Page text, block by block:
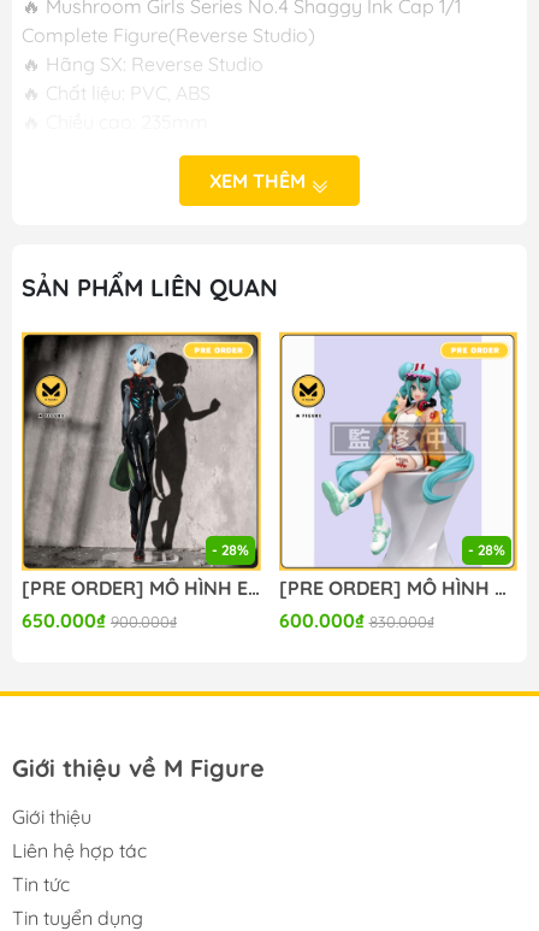
🔥 Mushroom Girls Series No.4 Shaggy Ink Cap 1/1
Complete Figure(Reverse Studio)
🔥 Hãng SX: Reverse Studio
🔥 Chất liệu: PVC, ABS
🔥 Phát hành: T11/2024
M FIGURE - MÔ HÌNH ANIME CHÍNH HÃNG NHẬT BẢN
🔥Cơ sở 1: Số 50 Ngõ 83 Ngọc Hồi - Hoàng Liệt - Hoàng
Mai - Hà Nội
🔥Cơ sở 2: Số 392 Nguyễn Trãi - Trung Văn - Nam Từ
Liêm - Hà Nội
🔥Hotline: 090-345-2816 or 098-777-0035
🔥Website: https://mfigure.vn/
#figure #mo_hinh #mo_hinh_nhan_vat
#mo_hinh_anime #anime_figure #figure
#mo_hinh_chinh_hang #mo_hinh_figure
#figure_chinh_hang #mo_hinh_tinh #nendoroid
#gameprize #scalefigure
XEM THÊM
SẢN PHẨM LIÊN QUAN
- 28%
[PRE ORDER] MÔ HÌNH Evangelion Shin Gekijouban - Ayanami Rei (Tentative Name) - Figurizm Alpha - Plugsuit Ver. (Sega Fave) FIGURE CHÍNH HÃNG
650.000₫ 900.000₫
- 28%
[PRE ORDER] MÔ HÌNH Vocaloid - Hatsune Miku - Noodle Stopper Figure - Digital Stars 2025 (FuRyu) FIGURE CHÍNH HÃNG
600.000₫ 830.000₫
Giới thiệu về M Figure
Giới thiệu
Liên hệ hợp tác
Tin tức
Tin tuyển dụng